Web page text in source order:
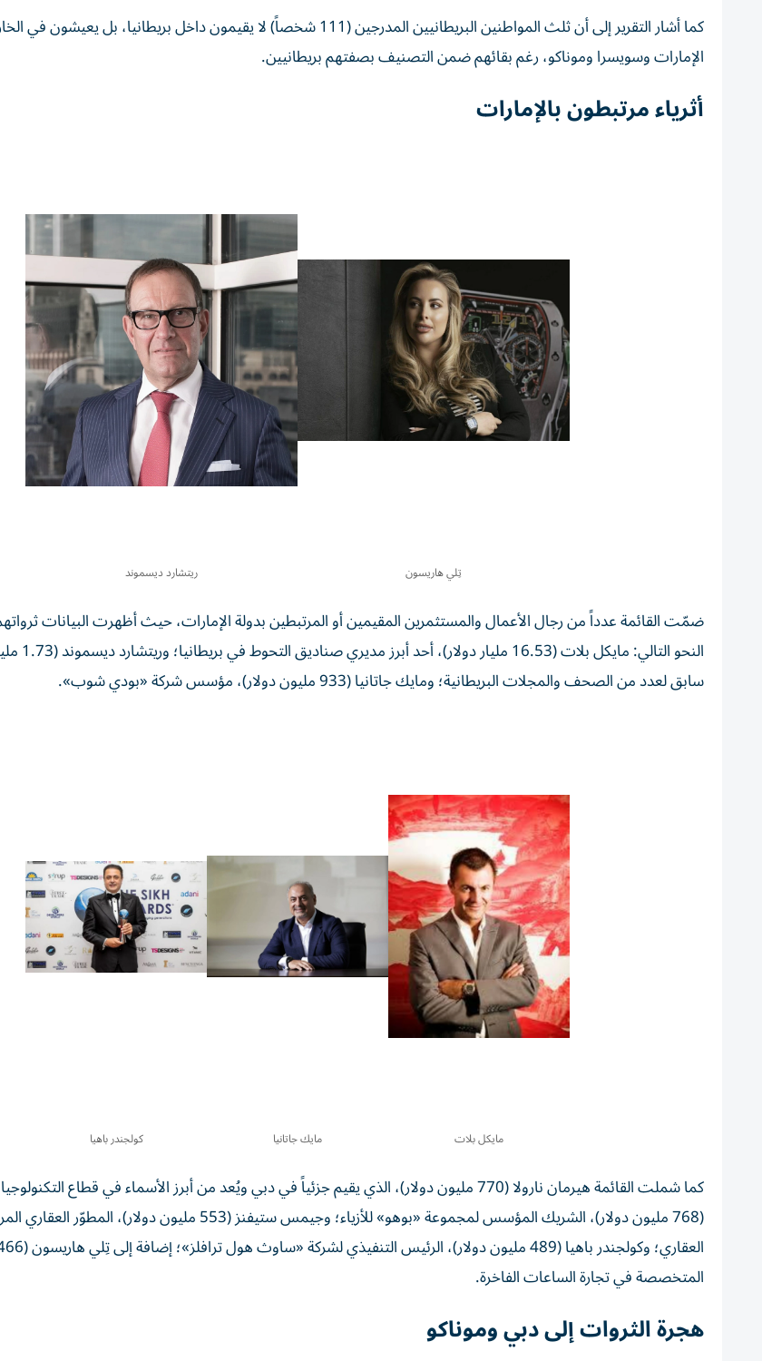
كما أشار التقرير إلى أن ثلث المواطنين البريطانيين المدرجين (111 شخصاً) لا يقيمون داخل
الإمارات وسويسرا وموناكو، رغم بقائهم ضمن التصنيف بصفتهم بريطانيين.
أثرياء مرتبطون بالإمارات
تِلي هاريسون ريتشارد ديسموند
ضمّت القائمة عدداً من رجال الأعمال والمستثمرين المقيمين أو المرتبطين بدولة الإمارات، حيث أظهرت البيانات
النحو
سابق لعدد من الصحف والمجلات البريطانية؛ ومايك جاتانيا (933 مليون دولار)، مؤسس شركة «بودي شوب».
مايكل بلات مايك جاتانيا كولجندر باهيا
كما شملت القائمة هيرمان نارولا (770 مليون دولار)، الذي يقيم جزئياً في دبي ويُعد من أبرز الأسماء في قطاع
(768 مليون دولار)، الشريك المؤسس لمجموعة «بوهو» للأزياء؛ وجيمس ستيفنز (553
المتخصصة في تجارة الساعات الفاخرة.
هجرة الثروات إلى دبي وموناكو